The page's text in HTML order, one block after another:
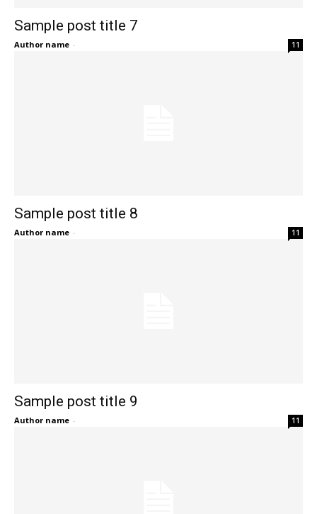
Sample post title 7
Author name - 11
Sample post title 8
Author name - 11
Sample post title 9
Author name - 11